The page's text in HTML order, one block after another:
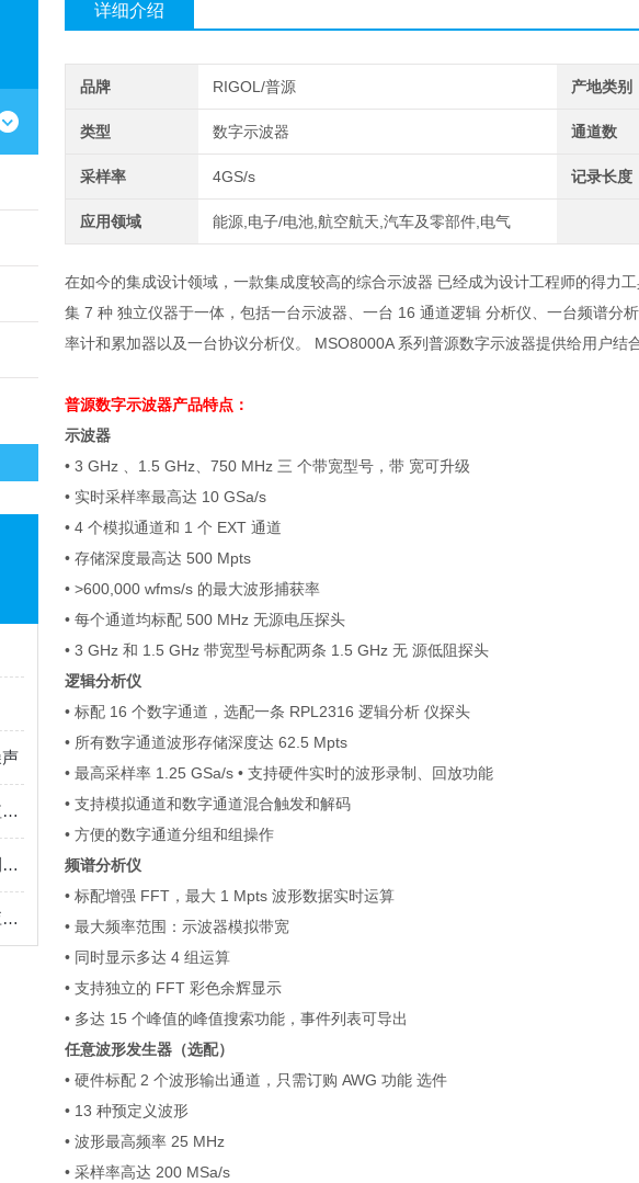
是德示波器——高性能示波器值得拥有
【示波器】眼图是什么？眼图测试及意义
深挖示波器潜力，扩展示波器应用范围
详细介绍
品牌 RIGOL/普源 产地类别
类型 数字示波器 通道数
采样率 4GS/s 记录长度
应用领域 能源,电子/电池,航空航天,汽车及零部件,电气
在如今的集成设计领域，一款集成度较高的综合示波器 已经成为设计工程师的得力
集 7 种 独立仪器于一体，包括一台示波器、一台 16 通道逻辑 分析仪、一台频谱分
率计和累加器以及一台协议分析仪。
MSO8000A 系列普源数字示波器提供给用户结
普源数字示波器产品特点：
示波器
• 3 GHz
1.5 GHz 750 MHz 三 个带宽型号，带 宽可升级
• 实时采样率最高达 10 GSa/s
• 4 个模拟通道和 1 个 EXT 通道
• 存储深度最高达 500 Mpts
• >600,000 wfms/s 的最大波形捕获率
• 每个通道均标配 500 MHz 无源电压探头
• 3 GHz 和 1.5 GHz 带宽型号标配两条 1.5 GHz 无 源低阻探头
逻辑分析仪
• 标配 16 个数字通道，选配一条 RPL2316 逻辑分析 仪探头
• 所有数字通道波形存储深度达 62.5 Mpts
• 最高采样率 1.25 GSa/s • 支持硬件实时的波形录制、回放功能
• 支持模拟通道和数字通道混合触发和解码
• 方便的数字通道分组和组操作
频谱分析仪
• 标配增强 FFT ，最大 1 Mpts 波形数据实时运算
• 最大频率范围：示波器模拟带宽
• 同时显示多达 4 组运算
• 支持独立的 FFT 彩色余辉显示
• 多达 15 个峰值的峰值搜索功能，事件列表可导出
任意波形发生器（选配）
• 硬件标配 2 个波形输出通道，只需订购 AWG 功能 选件
• 13 种预定义波形
• 波形最高频率 25 MHz
• 采样率高达 200 MSa/s